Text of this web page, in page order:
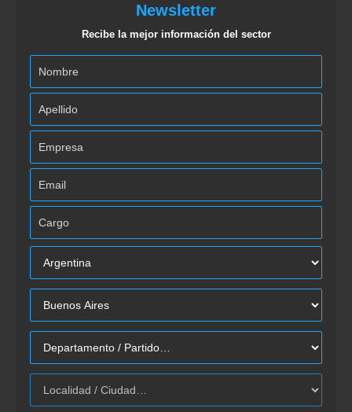
Newsletter
Recibe la mejor información del sector